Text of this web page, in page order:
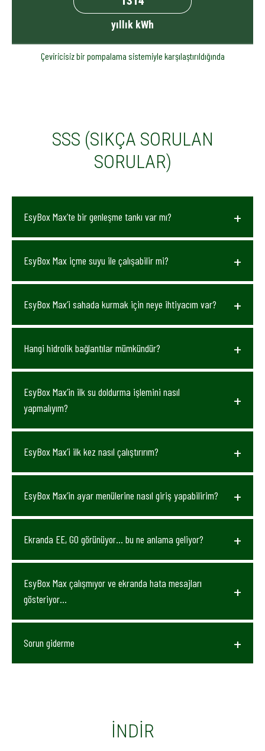
yıllık kWh
Çeviricisiz bir pompalama sistemiyle karşılaştırıldığında
SSS (SIKÇA SORULAN
SORULAR)
EsyBox Max’te bir genleşme tankı var mı?
EsyBox Max içme suyu ile çalışabilir mi?
EsyBox Max’i sahada kurmak için neye ihtiyacım var?
Hangi hidrolik bağlantılar mümkündür?
EsyBox Max’in ilk su doldurma işlemini nasıl
yapmalıyım?
EsyBox Max’i ilk kez nasıl çalıştırırım?
EsyBox Max’in ayar menülerine nasıl giriş yapabilirim?
Ekranda EE, GO görünüyor… bu ne anlama geliyor?
EsyBox Max çalışmıyor ve ekranda hata mesajları
gösteriyor…
Sorun giderme
İNDIR